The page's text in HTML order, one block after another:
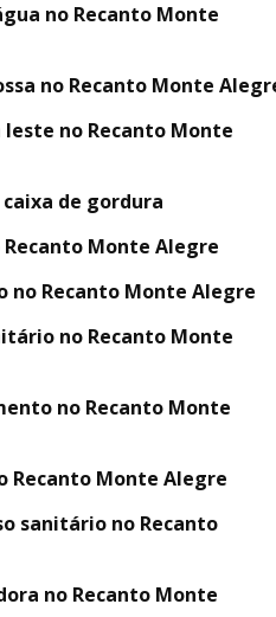
no Recanto Monte
no Recanto Monte
no Recanto Monte
de gordura
Monte Alegre
no Recanto Monte Alegre
no Recanto Monte
no Recanto Monte
Recanto Monte Alegre
sanitário no Recanto
no Recanto Monte